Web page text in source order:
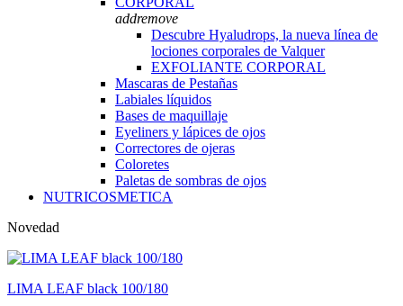
addremove
Descubre Hyaludrops, la nueva línea de
lociones corporales de Valquer
EXFOLIANTE CORPORAL
Mascaras de Pestañas
Labiales líquidos
Bases de maquillaje
Eyeliners y lápices de ojos
Correctores de ojeras
Coloretes
Paletas de sombras de ojos
NUTRICOSMETICA
Novedad
LIMA LEAF black 100/180